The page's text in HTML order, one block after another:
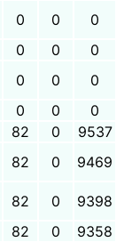
0 0
0
0 0
0
0 0
0
0 0
0
82 0
9537
82 0 9469
82 0
9398
82 0
9358